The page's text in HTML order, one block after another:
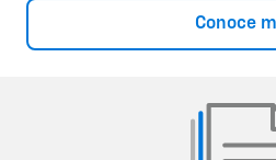
Conoce